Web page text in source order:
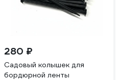
280 ₽
Садовый колышек для
бордюрной ленты